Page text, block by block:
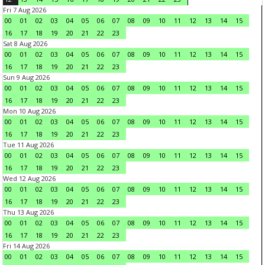
Fri 7 Aug 2026
00
01 02 03 04 05 06 07 08 09 10 11 12 13 14
15
16
17 18 19 20 21 22
23
Sat 8 Aug 2026
00
01 02 03 04 05 06 07 08 09 10 11 12 13 14
15
16
17 18 19 20 21 22
23
Sun 9 Aug 2026
00
01 02 03 04 05 06 07 08 09 10 11 12 13 14
15
16
17 18 19 20 21 22
23
Mon 10 Aug 2026
00
01 02 03 04 05 06 07 08 09 10 11 12 13 14
15
16
17 18 19 20 21 22
23
Tue 11 Aug 2026
00
01 02 03 04 05 06 07 08 09 10 11 12 13 14
15
16
17 18 19 20 21 22
23
Wed 12 Aug 2026
00
01 02 03 04 05 06 07 08 09 10 11 12 13 14
15
16
17 18 19 20 21 22
23
Thu 13 Aug 2026
00
01 02 03 04 05 06 07 08 09 10 11 12 13 14
15
16
17 18 19 20 21 22
23
Fri 14 Aug 2026
00
01 02 03 04 05 06 07 08 09 10 11 12 13 14
15